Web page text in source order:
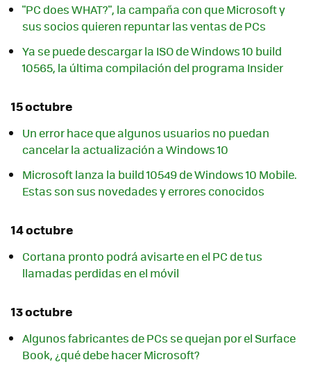
"PC does WHAT?", la campaña con que Microsoft y
sus socios quieren repuntar las ventas de PCs
Ya se puede descargar la ISO de Windows 10 build
10565, la última compilación del programa Insider
15 octubre
Un error hace que algunos usuarios no puedan
cancelar la actualización a Windows 10
Microsoft lanza la build 10549 de Windows 10 Mobile.
Estas son sus novedades y errores conocidos
14 octubre
Cortana pronto podrá avisarte en el PC de tus
llamadas perdidas en el móvil
13 octubre
Algunos fabricantes de PCs se quejan por el Surface
Book, ¿qué debe hacer Microsoft?